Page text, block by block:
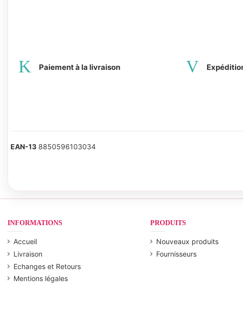
Paiement à la livraison
EAN-13 8850596103034
INFORMATIONS
Accueil
Livraison
Echanges et Retours
Mentions légales
PRODUITS
Nouveaux produits
Fournisseurs